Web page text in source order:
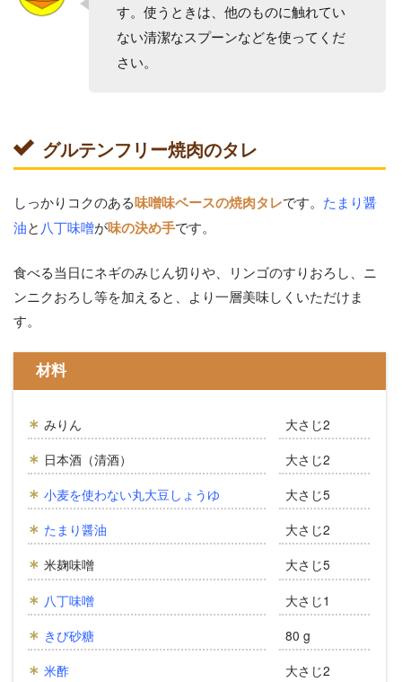
す。使うときは、他のものに触れてい
ない清潔なスプーンなどを使ってくだ
さい。
グルテンフリー焼肉のタレ
しっかりコクのある味噌味ベースの焼肉タレです。 たまり醤
油と 八丁味噌が味の決め手です。
食べる当日にネギのみじん切りや、リンゴのすりおろし、ニ
ンニクおろし等を加えると、より一層美味しくいただけま
す。
材料
みりん
日本酒（清酒）
小麦を使わない丸大豆しょうゆ
たまり醤油
米麹味噌
八丁味噌
きび砂糖
米酢
大さじ2
大さじ2
大さじ5
大さじ2
大さじ5
大さじ1
80 g
大さじ2